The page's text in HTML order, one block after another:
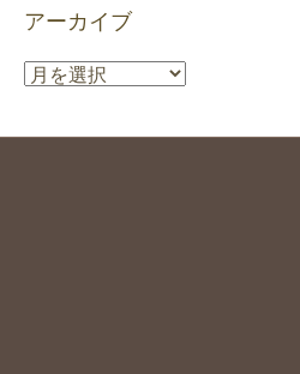
リ
アーカイブ
ア